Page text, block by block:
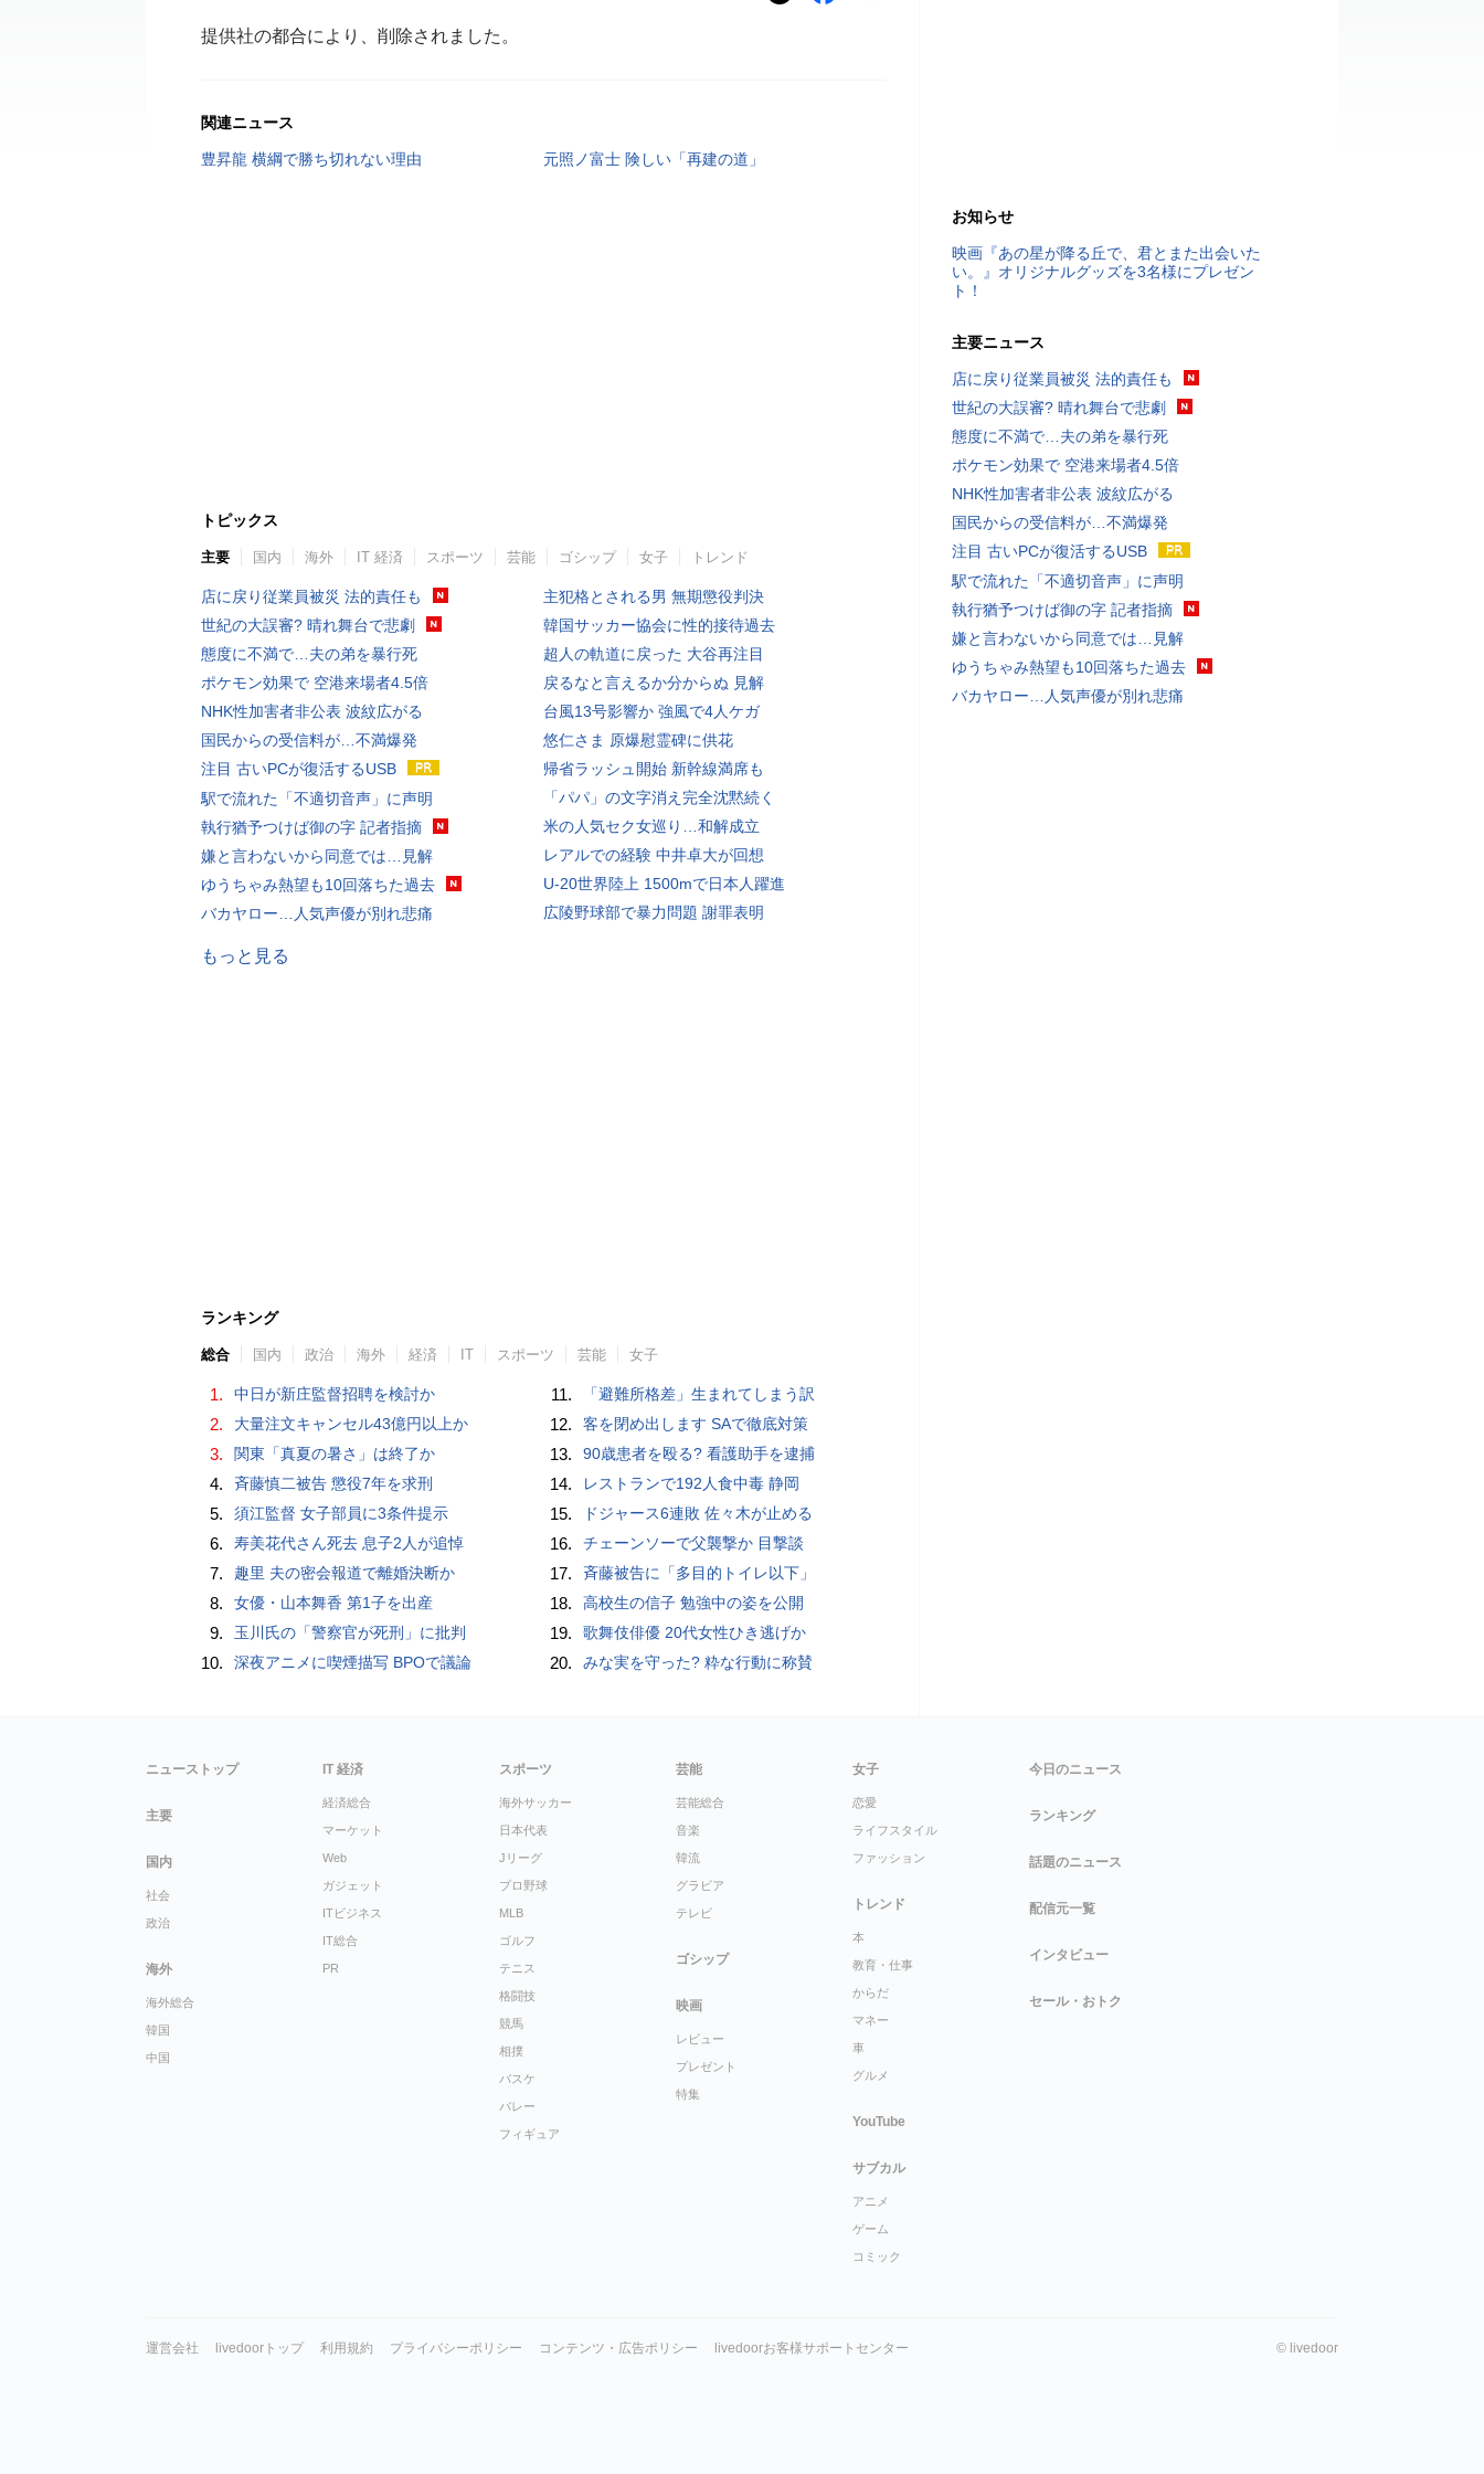
提供社の都合により、削除されました。
関連ニュース
豊昇龍 横綱で勝ち切れない理由 元照ノ富士 険しい「再建の道」
トピックス
主要 国内 海外 IT 経済 スポーツ 芸能 ゴシップ 女子 トレンド
店に戻り従業員被災 法的責任も
世紀の大誤審? 晴れ舞台で悲劇
態度に不満で…夫の弟を暴行死
ポケモン効果で 空港来場者4.5倍
NHK性加害者非公表 波紋広がる
国民からの受信料が…不満爆発
注目 古いPCが復活するUSB
駅で流れた「不適切音声」に声明
執行猶予つけば御の字 記者指摘
嫌と言わないから同意では…見解
ゆうちゃみ熱望も10回落ちた過去
バカヤロー…人気声優が別れ悲痛
主犯格とされる男 無期懲役判決
韓国サッカー協会に性的接待過去
超人の軌道に戻った 大谷再注目
戻るなと言えるか分からぬ 見解
台風13号影響か 強風で4人ケガ
悠仁さま 原爆慰霊碑に供花
帰省ラッシュ開始 新幹線満席も
「パパ」の文字消え完全沈黙続く
米の人気セク女巡り…和解成立
レアルでの経験 中井卓大が回想
U-20世界陸上 1500mで日本人躍進
広陵野球部で暴力問題 謝罪表明
もっと見る
ランキング
総合 国内 政治 海外 経済 IT スポーツ 芸能 女子
1. 中日が新庄監督招聘を検討か
2. 大量注文キャンセル43億円以上か
3. 関東「真夏の暑さ」は終了か
4. 斉藤慎二被告 懲役7年を求刑
5. 須江監督 女子部員に3条件提示
6. 寿美花代さん死去 息子2人が追悼
7. 趣里 夫の密会報道で離婚決断か
8. 女優・山本舞香 第1子を出産
9. 玉川氏の「警察官が死刑」に批判
10. 深夜アニメに喫煙描写 BPOで議論
11. 「避難所格差」生まれてしまう訳
12. 客を閉め出します SAで徹底対策
13. 90歳患者を殴る? 看護助手を逮捕
14. レストランで192人食中毒 静岡
15. ドジャース6連敗 佐々木が止める
16. チェーンソーで父襲撃か 目撃談
17. 斉藤被告に「多目的トイレ以下」
18. 高校生の信子 勉強中の姿を公開
19. 歌舞伎俳優 20代女性ひき逃げか
20. みな実を守った? 粋な行動に称賛
お知らせ
映画『あの星が降る丘で、君とまた出会いた
い。』オリジナルグッズを3名様にプレゼン
ト！
主要ニュース
店に戻り従業員被災 法的責任も
世紀の大誤審? 晴れ舞台で悲劇
態度に不満で…夫の弟を暴行死
ポケモン効果で 空港来場者4.5倍
NHK性加害者非公表 波紋広がる
国民からの受信料が…不満爆発
注目 古いPCが復活するUSB
駅で流れた「不適切音声」に声明
執行猶予つけば御の字 記者指摘
嫌と言わないから同意では…見解
ゆうちゃみ熱望も10回落ちた過去
バカヤロー…人気声優が別れ悲痛
ニューストップ
主要
国内
社会
政治
海外
海外総合
韓国
中国
IT 経済
経済総合
マーケット
Web
ガジェット
ITビジネス
IT総合
PR
スポーツ
海外サッカー
日本代表
Jリーグ
プロ野球
MLB
ゴルフ
テニス
格闘技
競馬
相撲
バスケ
バレー
フィギュア
芸能
芸能総合
音楽
韓流
グラビア
テレビ
ゴシップ
映画
レビュー
プレゼント
特集
女子
恋愛
ライフスタイル
ファッション
トレンド
本
教育・仕事
からだ
マネー
車
グルメ
YouTube
サブカル
アニメ
ゲーム
コミック
今日のニュース
ランキング
話題のニュース
配信元一覧
インタビュー
セール・おトク
運営会社 livedoorトップ 利用規約 プライバシーポリシー コンテンツ・広告ポリシー livedoorお客様サポートセンター © livedoor